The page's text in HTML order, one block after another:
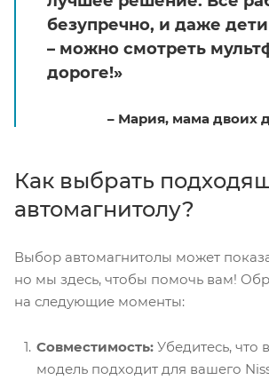
безупречно, и даже
– можно смотреть
дороге!»
– Мария, мама двоих
Как выбрать
автомагнитолу?
Выбор автомагнитолы может
но мы здесь, чтобы помочь вам!
на следующие моменты:
Совместимость: Убедитесь, что
модель подходит для вашего